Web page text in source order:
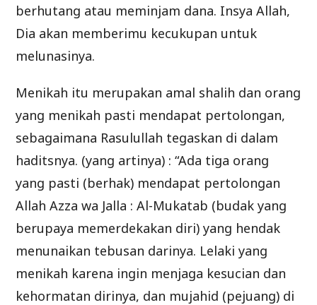
berhutang atau meminjam dana. Insya Allah,
Dia akan memberimu kecukupan untuk
melunasinya.
Menikah itu merupakan amal shalih dan orang
yang menikah pasti mendapat pertolongan,
sebagaimana Rasulullah tegaskan di dalam
haditsnya. (yang artinya) : “Ada tiga orang
yang pasti (berhak) mendapat pertolongan
Allah Azza wa Jalla : Al-Mukatab (budak yang
berupaya memerdekakan diri) yang hendak
menunaikan tebusan darinya. Lelaki yang
menikah karena ingin menjaga kesucian dan
kehormatan dirinya, dan mujahid (pejuang) di